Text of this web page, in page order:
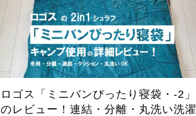
ロゴス「ミニバンぴったり寝袋・-2」
のレビュー！連結・分離・丸洗い洗濯